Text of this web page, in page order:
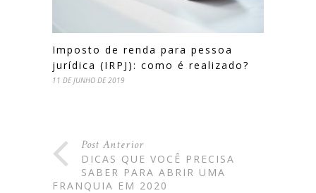
Imposto de renda para pessoa
jurídica (IRPJ): como é realizado?
11 DE JUNHO DE 2019
Post Anterior
DICAS QUE VOCÊ PRECISA
SABER PARA ABRIR UMA
FRANQUIA EM 2020